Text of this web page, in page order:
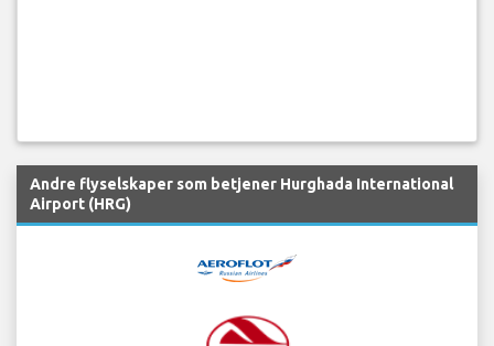
Andre flyselskaper som betjener Hurghada International
Airport (HRG)